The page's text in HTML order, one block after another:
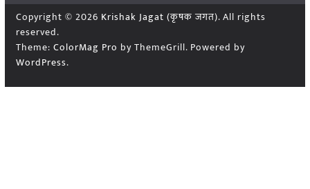
Copyright © 2026 Krishak Jagat (कृषक जगत). All rights
reserved.
Theme: ColorMag Pro by ThemeGrill. Powered by
WordPress.